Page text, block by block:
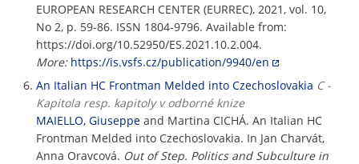
EUROPEAN RESEARCH CENTER (EURREC), 2021, vol. 10,
No 2, p. 59-86. ISSN 1804-9796. Available from:
https://doi.org/10.52950/ES.2021.10.2.004.
More: https://is.vsfs.cz/publication/9940/en
An Italian HC Frontman Melded into Czechoslovakia C -
Kapitola resp. kapitoly v odborné knize
MAIELLO, Giuseppe and Martina CICHÁ. An Italian HC
Frontman Melded into Czechoslovakia. In Jan Charvát,
Anna Oravcová. Out of Step. Politics and Subculture in